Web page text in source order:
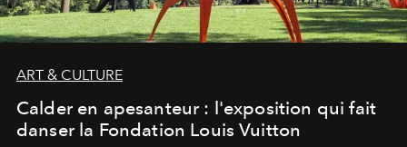
ART & CULTURE
Calder en apesanteur : l'exposition qui fait
danser la Fondation Louis Vuitton